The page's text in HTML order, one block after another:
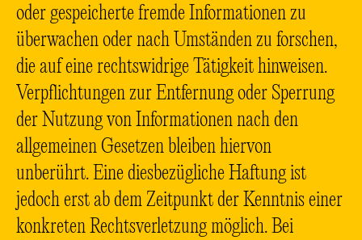
oder gespeicherte fremde Informationen zu
überwachen oder nach Umständen zu forschen,
die auf eine rechtswidrige Tätigkeit hinweisen.
Verpflichtungen zur Entfernung oder Sperrung
der Nutzung von Informationen nach den
allgemeinen Gesetzen bleiben hiervon
unberührt. Eine diesbezügliche Haftung ist
jedoch erst ab dem Zeitpunkt der Kenntnis einer
konkreten Rechtsverletzung möglich. Bei